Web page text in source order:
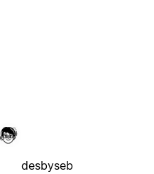
desbyseb